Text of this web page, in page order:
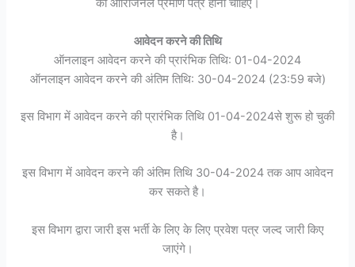
की ओरिजिनल प्रमाण पत्र होनी चाहिए।
आवेदन करने की तिथि
ऑनलाइन आवेदन करने की प्रारंभिक तिथि: 01-04-2024
ऑनलाइन आवेदन करने की अंतिम तिथि: 30-04-2024 (23:59 बजे)
इस विभाग में आवेदन करने की प्रारंभिक तिथि 01-04-2024से शुरू हो चुकी
है।
इस विभाग में आवेदन करने की अंतिम तिथि 30-04-2024 तक आप आवेदन
कर सकते है।
इस विभाग द्वारा जारी इस भर्ती के लिए के लिए प्रवेश पत्र जल्द जारी किए
जाएंगे।